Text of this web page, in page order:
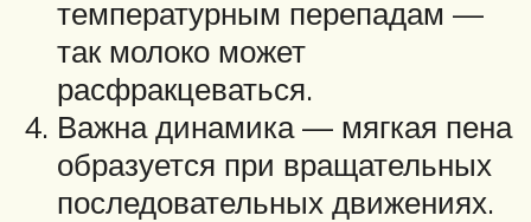
температурным перепадам —
так молоко может
расфракцеваться.
Важна динамика — мягкая пена
образуется при вращательных
последовательных движениях.